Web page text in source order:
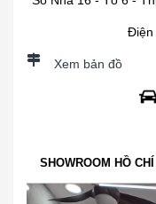
Điện
Xem bản đồ
SHOWROOM HỒ